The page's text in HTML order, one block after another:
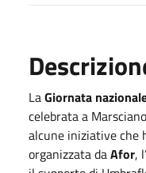
LaGiornata
celebrata a
alcune iniziative che
organizzata daAfor,